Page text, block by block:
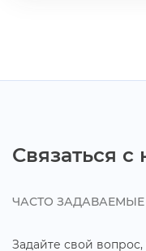
Связаться с
ЧАСТО
Задайте свой